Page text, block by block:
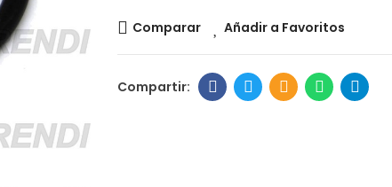
Comparar Añadir a Favoritos